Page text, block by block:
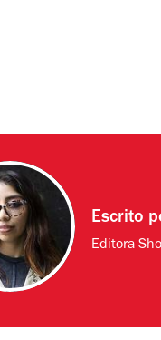
Escrito
Editora